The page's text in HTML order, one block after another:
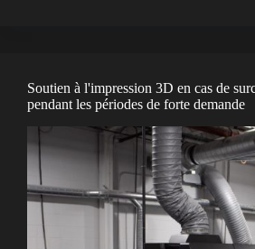
Soutien à l'impression 3D en cas de
pendant les périodes de forte demande